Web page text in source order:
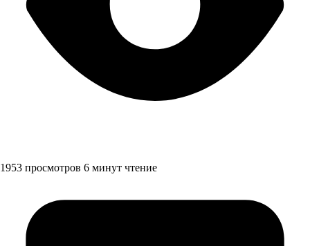
1953 просмотров 6 минут чтение